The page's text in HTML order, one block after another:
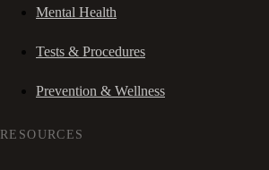
Mental Health
Tests & Procedures
Prevention & Wellness
RESOURCES